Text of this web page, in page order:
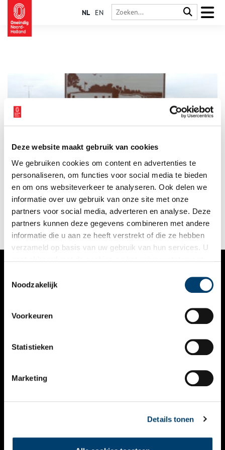
Deze website maakt gebruik van cookies
We gebruiken cookies om content en advertenties te
personaliseren, om functies voor social media te bieden
en om ons websiteverkeer te analyseren. Ook delen we
informatie over uw gebruik van onze site met onze
partners voor social media, adverteren en analyse. Deze
partners kunnen deze gegevens combineren met andere
informatie die u aan ze heeft verstrekt of die ze hebben
verzameld op basis van uw gebruik van hun services. U
Noodzakelijk
Voorkeuren
Statistieken
Marketing
Details tonen
NL EN
UNESCO Werelderfgoed Hollandse Waterlinies krijgt nieuwe
naamborden langs de weg. De bekende bruine borden van de
Stelling van Amsterdam en de Nieuwe Hollandse Waterlinie
worden vervangen door borden met daarop de nieuwe naam
‘Hollandse Waterlinies’.
1 min
VERHALEN
KALENDER
THEMA’S
VIDEO’S
CONTACT